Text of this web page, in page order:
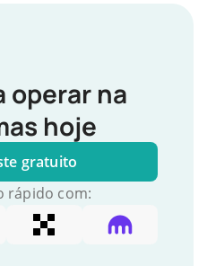
operar na
hoje
gratuito
rápido com: